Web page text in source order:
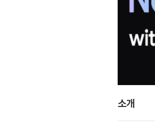
소개